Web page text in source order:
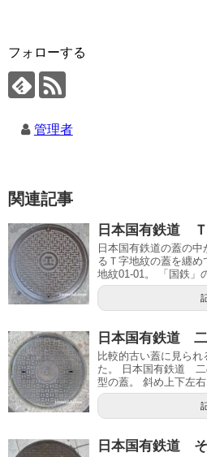
フォローする
管理者
関連記事
日本国有鉄道
日本国有鉄道の蓋の
るＴ字地紋の蓋を纏
地紋01-01。 「国鉄」
日本国有鉄道
比較的古い蓋に見ら
た。 日本国有鉄道 二
型の蓋。 斜め上下左
日本国有鉄道